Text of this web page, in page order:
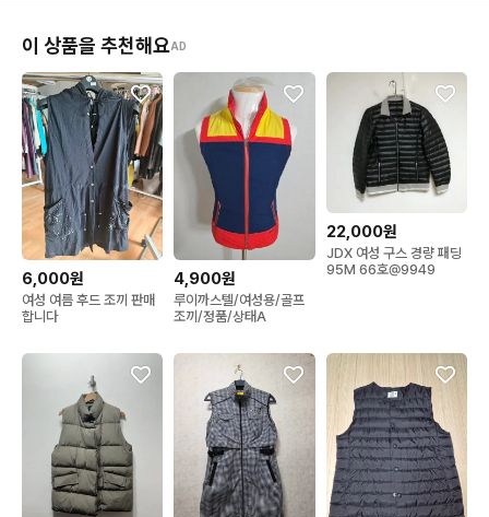
이 상품을 추천해요AD
6,000원
여성 여름 후드 조끼 판매
합니다
4,900원
루이까스텔/여성용/골프
조끼/정품/상태A
22,000원
JDX 여성 구스 경량 패딩
95M 66호@9949